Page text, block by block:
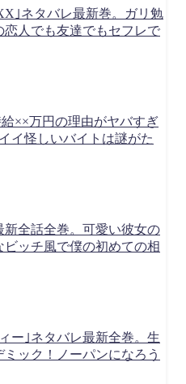
｣ネタバレ最新巻。ガリ勉
人でも友達でもセフレで
××万円の理由がヤバすぎ
イ怪しいバイトは謎がた
新全話全巻。可愛い彼女の
ッチ風で僕の初めての相
ー｣ネタバレ最新全巻。生
ック！ノーパンになろう